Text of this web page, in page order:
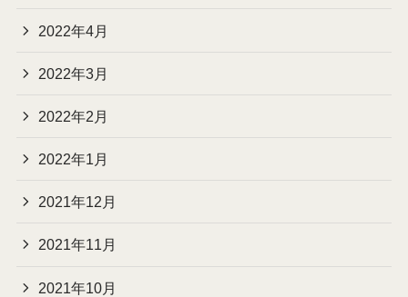
2022年4月
2022年3月
2022年2月
2022年1月
2021年12月
2021年11月
2021年10月